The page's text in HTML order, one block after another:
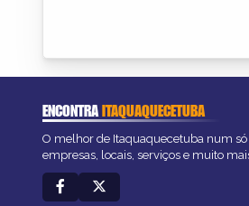
ENCONTRAITAQUAQUECETUBA
O melhor de Itaquaquecetuba num
empresas, locais, serviços e muito